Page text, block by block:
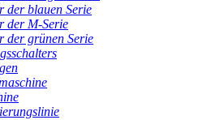
der blauen Serie
der M-Serie
der grünen Serie